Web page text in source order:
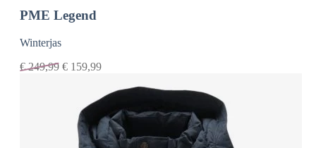
PME Legend
Winterjas
€249,99 € 159,99